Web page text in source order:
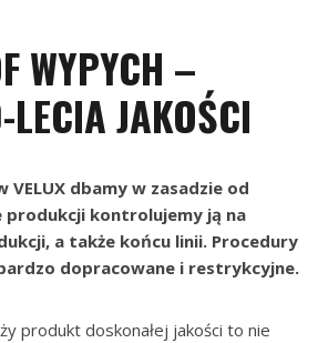
WYPYCH –
JAKOŚCI
dbamy w zasadzie od
produkcji kontrolujemy ją na
a także końcu linii. Procedury
dopracowane i restrykcyjne.
produkt doskonałej jakości to nie